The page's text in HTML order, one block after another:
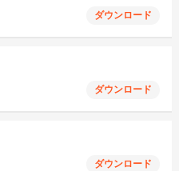
ダウンロード
ダウンロード
ダウンロード